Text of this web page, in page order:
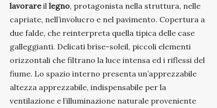
lavorareil legno, protagonista nella struttura, nelle
capriate, nell’involucro e nel pavimento. Copertura a
due falde, che reinterpreta quella tipica delle case
galleggianti. Delicati brise-soleil, piccoli elementi
orizzontali che filtrano la luce intensa ed i riflessi del
fiume. Lo spazio interno presenta un’apprezzabile
altezza apprezzabile, indispensabile per la
ventilazione e l’illuminazione naturale proveniente